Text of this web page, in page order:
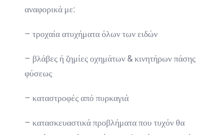
αναφορικά με:
– τροχαία ατυχήματα όλων των ειδών
– βλάβες ή ζημίες οχημάτων & κινητήρων πάσης
φύσεως
– καταστροφές από πυρκαγιά
– κατασκευαστικά προβλήματα που τυχόν θα